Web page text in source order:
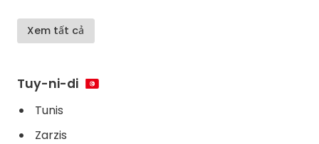
Xem tất cả
Tuy-ni-di
Tunis
Zarzis